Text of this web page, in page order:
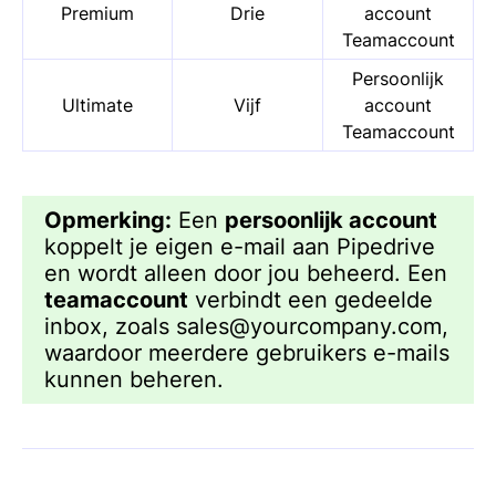
Premium Drie
account
Teamaccount
Ultimate Vijf
Persoonlijk
account
Teamaccount
Opmerking: Een persoonlijk account
koppelt je eigen e-mail aan Pipedrive
en wordt alleen door jou beheerd. Een
teamaccount verbindt een gedeelde
inbox, zoals sales@yourcompany.com,
waardoor meerdere gebruikers e-mails
kunnen beheren.